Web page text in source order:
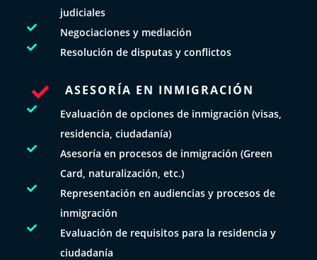
judiciales
 Negociaciones y mediación
 Resolución de disputas y conflictos
 ASESORÍA EN INMIGRACIÓN

Evaluación de opciones de inmigración (visas,
residencia, ciudadanía)

Asesoría en procesos de inmigración (Green
Card, naturalización, etc.)

Representación en audiencias y procesos de
inmigración

Evaluación de requisitos para la residencia y
ciudadanía